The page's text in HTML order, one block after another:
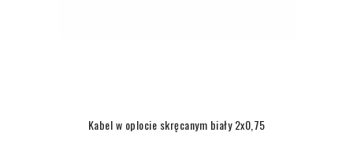
Kabel w oplocie skręcanym biały 2x0,75